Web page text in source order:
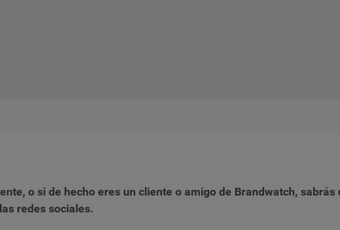
o si de hecho eres un cliente o amigo de Brandwatch,
redes sociales.